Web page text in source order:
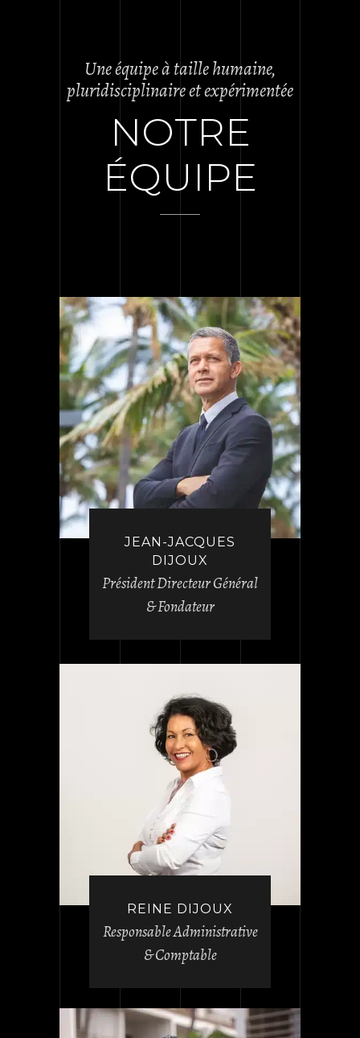
Une équipe à taille humaine,
pluridisciplinaire et expérimentée
NOTRE
ÉQUIPE
JEAN-JACQUES
DIJOUX
Président Directeur Général
& Fondateur
REINE DIJOUX
Responsable Administrative
& Comptable